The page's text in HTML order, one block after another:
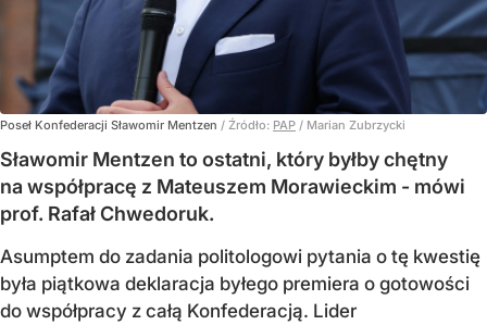
Poseł Konfederacji Sławomir Mentzen / Źródło: PAP / Marian Zubrzycki
Sławomir Mentzen to ostatni, który byłby chętny
na współpracę z Mateuszem Morawieckim - mówi
prof. Rafał Chwedoruk.
Asumptem do zadania politologowi pytania o tę kwestię
była piątkowa deklaracja byłego premiera o gotowości
do współpracy z całą Konfederacją. Lider